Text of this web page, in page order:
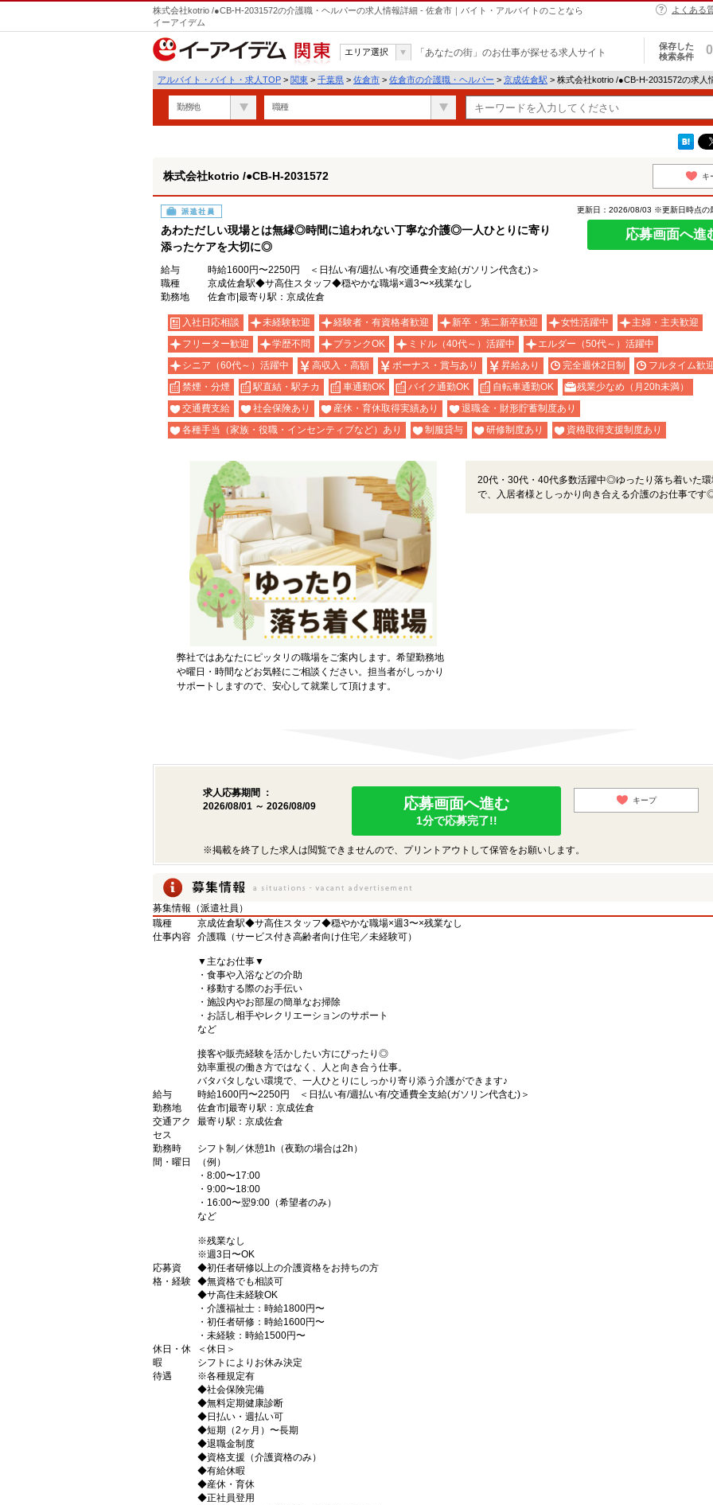
株式会社kotrio /●CB-H-2031572の介護職・ヘルパーの求人情報詳細 - 佐倉市｜バイト・アルバイトのことなら
イーアイデム
よくある
関東
エリア選択 「あなたの街」のお仕事が探せる求人サイト
保存した
検索条件
0
アルバイト・バイト・求人TOP > 関東 > 千葉県 > 佐倉市 > 佐倉市の介護職・ヘルパー > 京成佐倉駅 > 株式会社kotrio /●CB-H-2031572の求人
勤務地 職種
株式会社kotrio /●CB-H-2031572 キ
派遣社員
あわただしい現場とは無縁◎時間に追われない丁寧な介護◎一人ひとりに寄り
添ったケアを大切に◎
更新日：2026/08/03 ※更新日時点の
応募画面へ進
給与
時給1600円〜2250円 ＜日払い有/週払い有/交通費全支給(ガソリン代含む)＞
職種
京成佐倉駅◆サ高住スタッフ◆穏やかな職場×週3〜×残業なし
勤務地
佐倉市|最寄り駅：京成佐倉
入社日応相談 未経験歓迎 経験者・有資格者歓迎 新卒・第二新卒歓迎 女性活躍中
主婦・主夫歓迎
フリーター歓迎
学歴不問 ブランクOK ミドル（40代～）活躍中
エルダー（50代～）活躍中
シニア（60代～）活躍中
高収入・高額 ボーナス・賞与あり 昇給あり 完全週休2日制
フルタイム歓
禁煙・分煙
駅直結・駅チカ 車通勤OK バイク通勤OK 自転車通勤OK
残業少なめ（月20h未満）
交通費支給
社会保険あり 産休・育休取得実績あり
退職金・財形貯蓄制度あり
各種手当（家族・役職・インセンティブなど）あり
制服貸与 研修制度あり 資格取得支援制度あり
弊社ではあなたにピッタリの職場をご案内します。希望勤務地
や曜日・時間などお気軽にご相談ください。担当者がしっかり
サポートしますので、安心して就業して頂けます。
20代・30代・40代多数活躍中◎ゆったり落ち着いた環
で、入居者様としっかり向き合える介護のお仕事です
求人応募期間 ：
2026/08/01 ～ 2026/08/09
応募画面へ進む
1分で応募完了!!
キープ
※掲載を終了した求人は閲覧できませんので、プリントアウトして保管をお願いします。
募集情報（派遣社員）
職種
京成佐倉駅◆サ高住スタッフ◆穏やかな職場×週3〜×残業なし
仕事内容 介護職（サービス付き高齢者向け住宅／未経験可）
▼主なお仕事▼
・食事や入浴などの介助
・移動する際のお手伝い
・施設内やお部屋の簡単なお掃除
・お話し相手やレクリエーションのサポート
など
接客や販売経験を活かしたい方にぴったり◎
効率重視の働き方ではなく、人と向き合う仕事。
バタバタしない環境で、一人ひとりにしっかり寄り添う介護ができます♪
給与
時給1600円〜2250円 ＜日払い有/週払い有/交通費全支給(ガソリン代含む)＞
勤務地
佐倉市|最寄り駅：京成佐倉
交通アク
セス
最寄り駅：京成佐倉
勤務時
間・曜日
シフト制／休憩1h（夜勤の場合は2h）
（例）
・8:00〜17:00
・9:00〜18:00
・16:00〜翌9:00（希望者のみ）
など
※残業なし
※週3日〜OK
応募資
格・経験
◆初任者研修以上の介護資格をお持ちの方
◆無資格でも相談可
◆サ高住未経験OK
・介護福祉士：時給1800円〜
・初任者研修：時給1600円〜
・未経験：時給1500円〜
休日・休
暇
＜休日＞
シフトによりお休み決定
待遇
※各種規定有
◆社会保険完備
◆無料定期健康診断
◆日払い・週払い可
◆短期（2ヶ月）〜長期
◆退職金制度
◆資格支援（介護資格のみ）
◆有給休暇
◆産休・育休
◆正社員登用